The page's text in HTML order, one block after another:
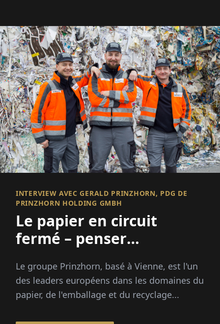
INTERVIEW AVEC GERALD PRINZHORN, PDG DE
PRINZHORN HOLDING GMBH
Le papier en circuit
fermé – penser
efficacement
Le groupe Prinzhorn, basé à Vienne, est l'un
des leaders européens dans les domaines du
papier, de l'emballage et du recyclage...